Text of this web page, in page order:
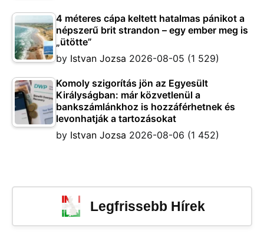
4 méteres cápa keltett hatalmas pánikot a
népszerű brit strandon – egy ember meg is
„ütötte”
by Istvan Jozsa 2026-08-05 (1 529)
Komoly szigorítás jön az Egyesült
Királyságban: már közvetlenül a
bankszámlánkhoz is hozzáférhetnek és
levonhatják a tartozásokat
by Istvan Jozsa 2026-08-06 (1 452)
Legfrissebb Hírek